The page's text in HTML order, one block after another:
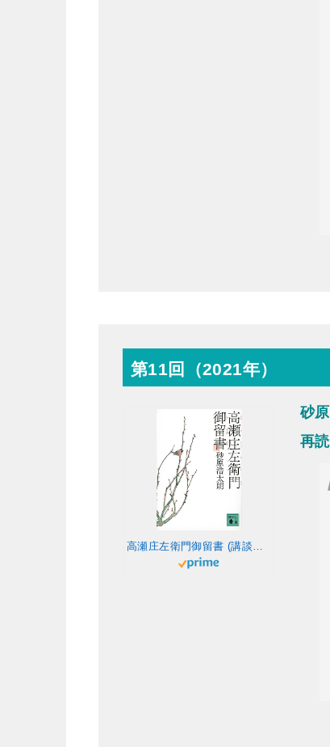
第11回（2021年）
高瀬庄左衛門御留書 (講談社文庫)
砂
再